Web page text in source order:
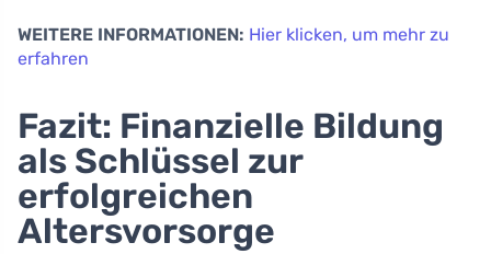
WEITERE INFORMATIONEN: Hier klicken, um mehr zu
erfahren
Fazit: Finanzielle Bildung
als Schlüssel zur
erfolgreichen
Altersvorsorge